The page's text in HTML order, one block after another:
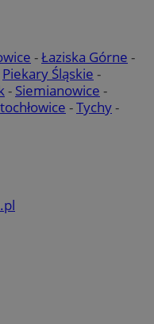
-Łaziska Górne -
Piekary Śląskie -
- Siemianowice -
-Tychy-